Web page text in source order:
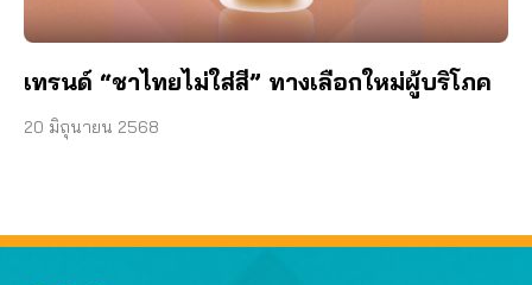
เทรนด์ “ชาไทยไม่ใส่สี” ทางเลือกใหม่ผู้บริโภค
20 มิถุนายน 2568